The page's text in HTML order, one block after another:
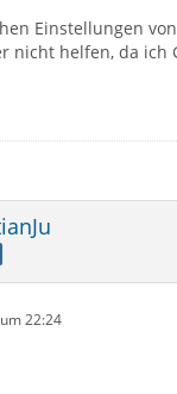
Einstellungen
nicht helfen, da ich
22:24